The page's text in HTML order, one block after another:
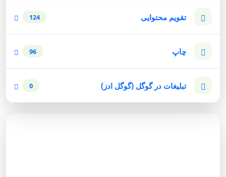
تقویم محتوایی 124
چاپ 96
تبلیغات در گوگل (گوگل ادز) 0